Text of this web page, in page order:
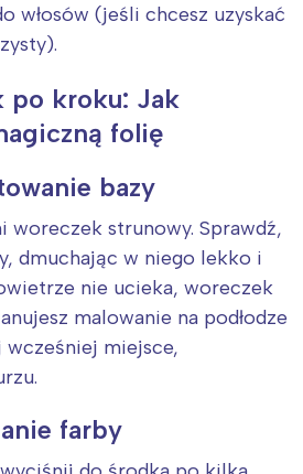
włosów (jeśli chcesz uzyskać
po kroku: Jak
folię
bazy
woreczek strunowy. Sprawdź,
dmuchając w niego lekko i
nie ucieka, woreczek
malowanie na podłodze
miejsce,
farby